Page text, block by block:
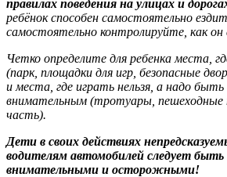
правилах поведения на улицах и
ребёнок способен самостоятельно
самостоятельно контролируйте, как он
Четко определите для ребенка места,
(парк, площадки для игр, безопасные
и места, где играть нельзя, а надо быть
внимательным (тротуары, пешеходные
часть).
Дети в своих действиях
водителям автомобилей следует быть
внимательными и осторожными!